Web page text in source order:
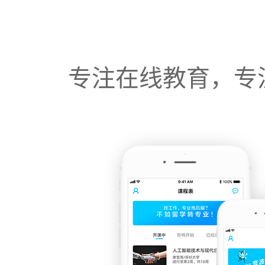
专注在线教育，